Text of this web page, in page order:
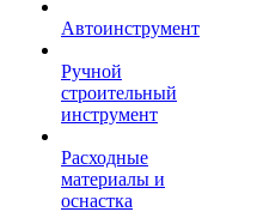
Автоинструмент
Ручной
строительный
инструмент
Расходные
материалы и
оснастка